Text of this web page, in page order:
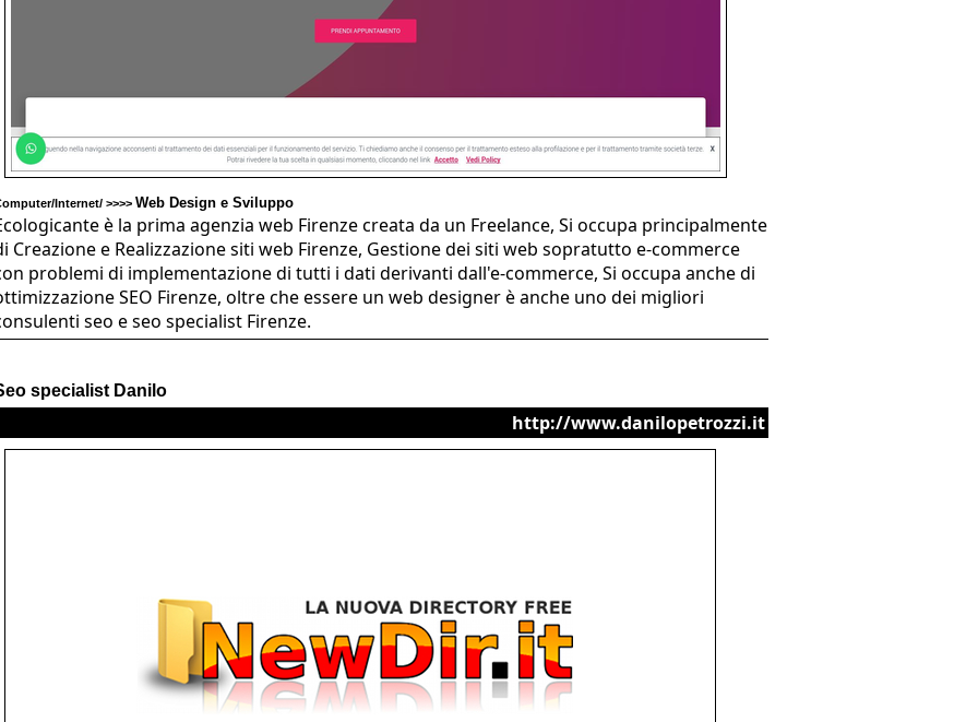
Internet/ >>>> Web Design e Sviluppo
è la prima agenzia web Firenze creata da un Freelance, Si occupa principalmente
Creazione e Realizzazione siti web Firenze, Gestione dei siti web sopratutto e-commerce
problemi di implementazione di tutti i dati derivanti dall'e-commerce, Si occupa anche di
SEO Firenze, oltre che essere un web designer è anche uno dei migliori
seo e seo specialist Firenze.
specialist Danilo
http://www.danilopetrozzi.it